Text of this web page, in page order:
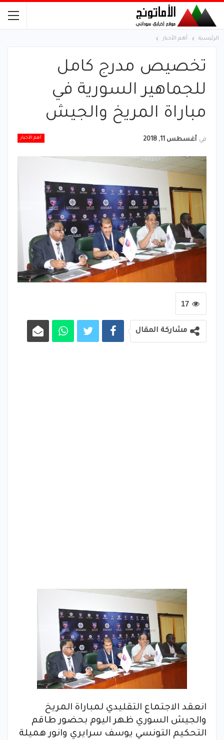
الرئيسية أهم الأخبار
تخصيص مدرج كامل
للجماهير السورية في
مباراة المريخ والجيش
أهم الأخبار في أغسطس 11, 2018
17
مشاركة المقال
انعقد الاجتماع التقليدي لمباراة المريخ
والجيش السوري ظهر اليوم بحضور طاقم
التحكيم التونسي يوسف سرايري وانور هميلة